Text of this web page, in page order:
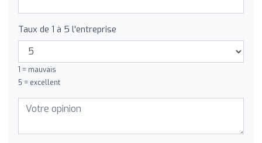
Taux de 1 à 5 l'entreprise
1 = mauvais
5 = excellent